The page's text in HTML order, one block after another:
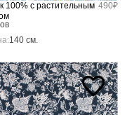
100% с растительным 490₽
140 см.